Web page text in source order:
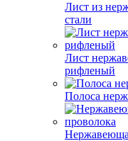
Лист из
стали
Лист
рифленый
Полоса